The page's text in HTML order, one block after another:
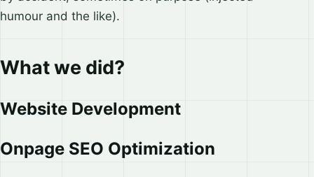
humour and the like).
What we did?
Website Development
Onpage SEO Optimization